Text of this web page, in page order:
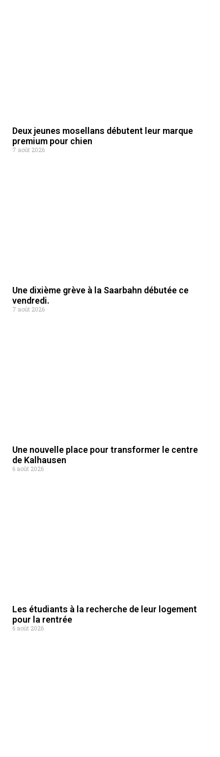
Deux jeunes mosellans débutent leur marque
premium pour chien
7 août 2026
Une dixième grève à la Saarbahn débutée ce
vendredi.
7 août 2026
Une nouvelle place pour transformer le centre
de Kalhausen
6 août 2026
Les étudiants à la recherche de leur logement
pour la rentrée
6 août 2026